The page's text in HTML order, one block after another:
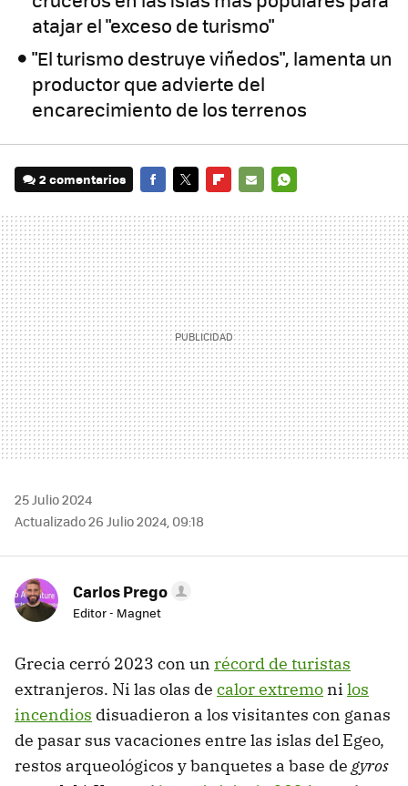
atajar el "exceso de turismo"
"El turismo destruye viñedos", lamenta un
productor que advierte del
encarecimiento de los terrenos
2 comentarios
MAIL
25 Julio 2024
Actualizado 26 Julio 2024, 09:18
Carlos Prego
Editor - Magnet
Grecia cerró 2023 con un récord de turistas
extranjeros. Ni las olas de calor extremo ni los
incendios disuadieron a los visitantes con ganas
de pasar sus vacaciones entre las islas del Egeo,
restos arqueológicos y banquetes a base de gyros